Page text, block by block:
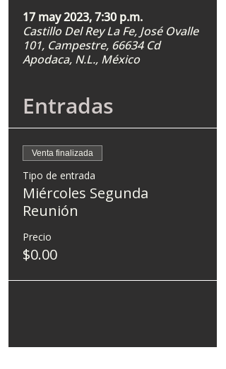
17 may 2023, 7:30 p.m.
Castillo Del Rey La Fe, José Ovalle
101, Campestre, 66634 Cd
Apodaca, N.L., México
Entradas
Venta finalizada
Tipo de entrada
Miércoles Segunda
Reunión
Precio
$0.00